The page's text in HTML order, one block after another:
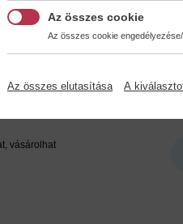
Miért
kedvenc
vásárolhat
Az összes cookie
Az összes cookie
Az összes elutasítása A